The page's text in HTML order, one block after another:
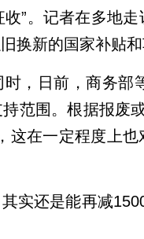
收”。记者在多地
换新的国家补贴
，日前，商务部
范围。根据报废
这在一定程度上
实还是能再减